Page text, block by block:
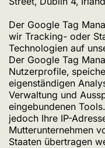
Der Google Tag
wir Tracking- oder
Technologien auf
Der Google Tag
Nutzerprofile,
eigenständigen
Verwaltung und
eingebundenen
jedoch Ihre IP-
Mutterunternehmen
Staaten übertragen